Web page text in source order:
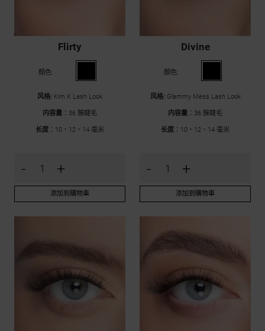
Flirty
顏色:
风格: Kim K Lash Look
内容量 ：36 簇睫毛
长度 ：10、12、14 毫米
- +
添加到購物車
Divine
顏色:
风格: Glammy Mess Lash Look
内容量 ：36 簇睫毛
长度 ：10、12、14 毫米
- +
添加到購物車